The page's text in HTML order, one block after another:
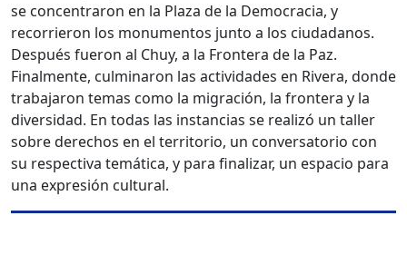
se concentraron en la Plaza de la Democracia, y
recorrieron los monumentos junto a los ciudadanos.
Después fueron al Chuy, a la Frontera de la Paz.
Finalmente, culminaron las actividades en Rivera, donde
trabajaron temas como la migración, la frontera y la
diversidad. En todas las instancias se realizó un taller
sobre derechos en el territorio, un conversatorio con
su respectiva temática, y para finalizar, un espacio para
una expresión cultural.